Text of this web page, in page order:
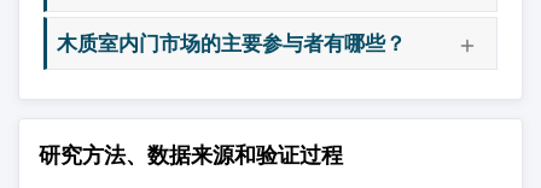
木质室内门市场的主要参与者有哪些？
研究方法、数据来源和验证过程